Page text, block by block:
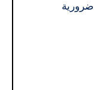
ضرورية